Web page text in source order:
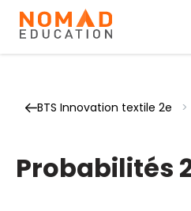
BTS Innovation textile 2e >
Probabilités